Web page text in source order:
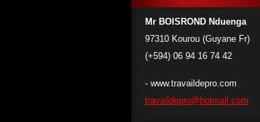
Mr BOISROND Nduenga
97310 Kourou (Guyane Fr)
(+594) 06 94 16 74 42
- www.travaildepro.com
travaildepro@hotmail.com